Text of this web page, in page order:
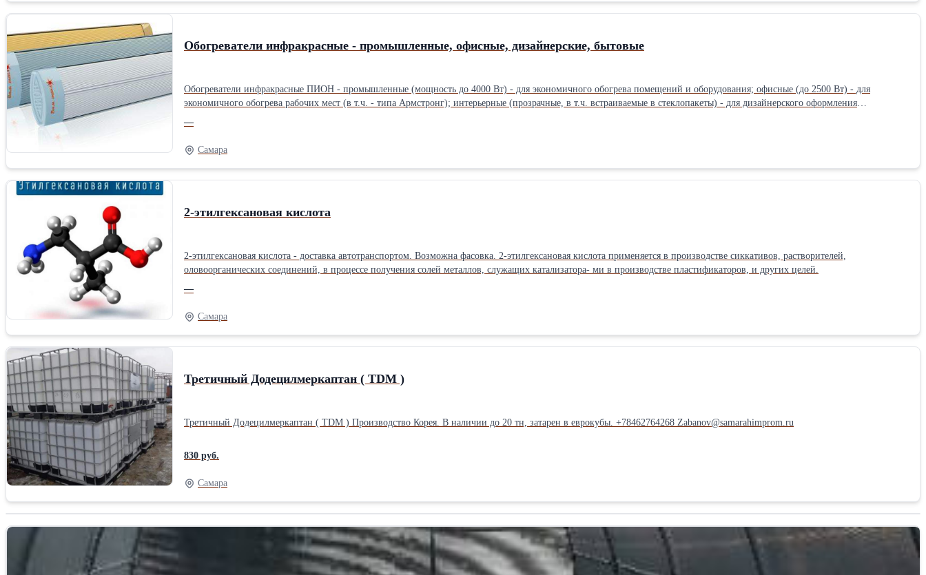
Обогреватели инфракрасные - промышленные, офисные, дизайнерские, бытовые
Обогреватели инфракрасные ПИОН - промышленные (мощность до 4000 Вт) - для экономичного обогрева помещений и оборудования; офисные (до 2500 Вт) - для
экономичного обогрева рабочих мест (в т.ч. - типа Армстронг); интерьерные (прозрачные, в т.ч. встраиваемые в стеклопакеты) - для дизайнерского оформления
Назначение: Бытовые Тип источника энергии: Электрические Тип нагревательного элемента: Керамические
—
Самара
2-этилгексановая кислота
2-этилгексановая кислота - доставка автотранспортом. Возможна фасовка. 2-этилгексановая кислота применяется в производстве сиккативов, растворителей,
оловоорганических соединений, в процессе получения солей металлов, служащих катализатора- ми в производстве пластификаторов, и других целей.
—
Самара
Третичный Додецилмеркаптан ( TDM )
Третичный Додецилмеркаптан ( TDM ) Производство Корея. В наличии до 20 тн, затарен в еврокубы. +78462764268 Zabanov@samarahimprom.ru
830 руб.
Самара